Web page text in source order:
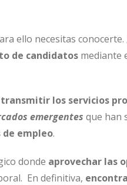
ello necesitas conocerte.
de candidatosmediante
los servicios
emergentes que han
empleo.
donde aprovechar las
En definitiva,